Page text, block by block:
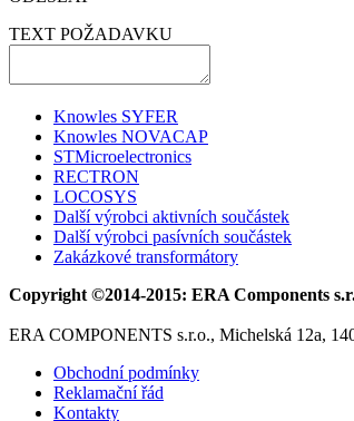
TEXT POŽADAVKU
Knowles SYFER
Knowles NOVACAP
STMicroelectronics
RECTRON
LOCOSYS
Další výrobci aktivních součástek
Další výrobci pasívních součástek
Zakázkové transformátory
Copyright ©2014-2015: ERA Components
ERA COMPONENTS s.r.o., Michelská 12a,
Obchodní podmínky
Reklamační řád
Kontakty